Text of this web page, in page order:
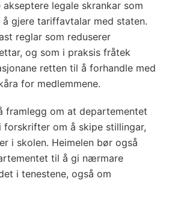
legale skrankar som
gjere tariffavtalar med staten.
reglar som reduserer
og som i praksis fråtek
retten til å forhandle med
for medlemmene.
framlegg om at departementet
forskrifter om å skipe stillingar,
i skolen. Heimelen bør også
til å gi nærmare
i tenestene, også om